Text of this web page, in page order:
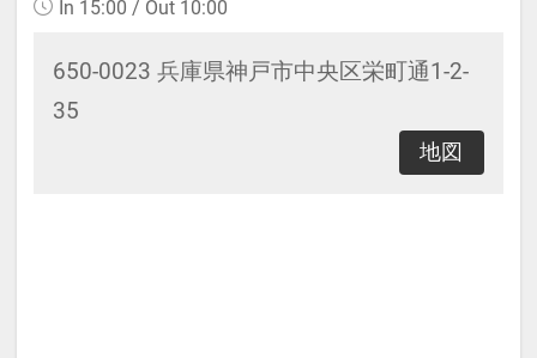
In 15:00 / Out 10:00
650-0023 兵庫県神戸市中央区栄町通1-2-
35
地図